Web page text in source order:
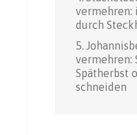
vermehren:
durch
vermehren:
Spätherbst
schneiden